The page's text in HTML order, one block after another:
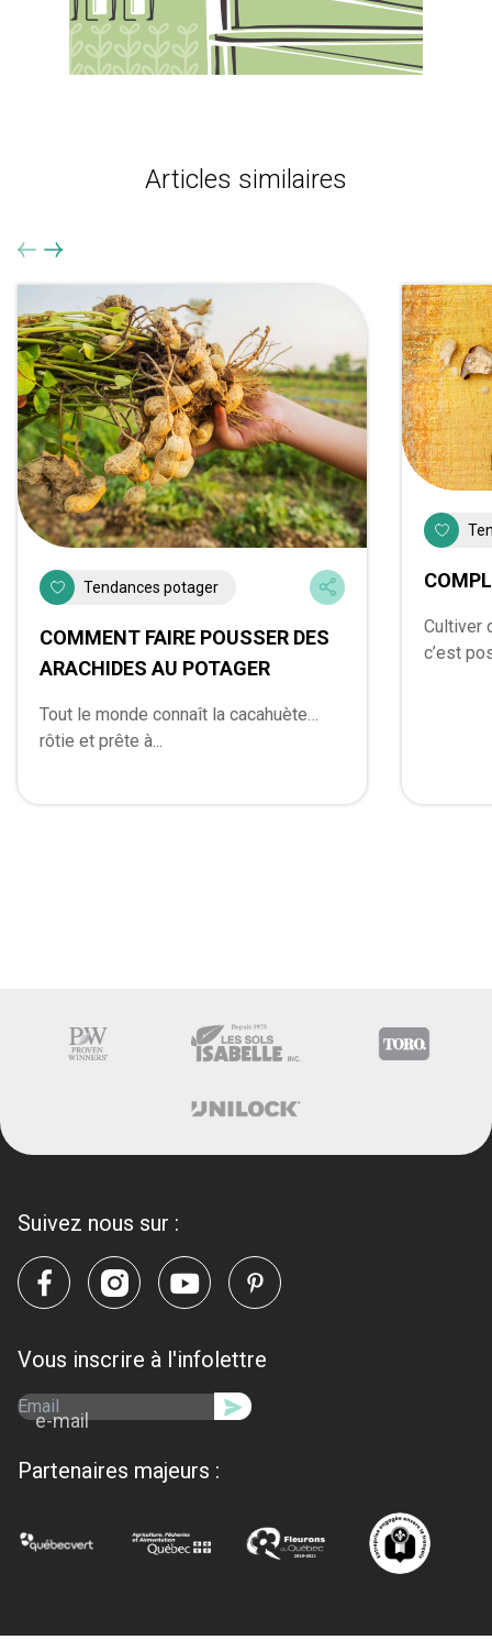
Articles similaires
Tendances potager
COMMENT FAIRE POUSSER DES
ARACHIDES AU POTAGER
Tout le monde connaît la cacahuète…
rôtie et prête à...
Cultiver
c’est
Suivez nous sur :
Vous inscrire à l'infolettre
e-mail
Partenaires majeurs :